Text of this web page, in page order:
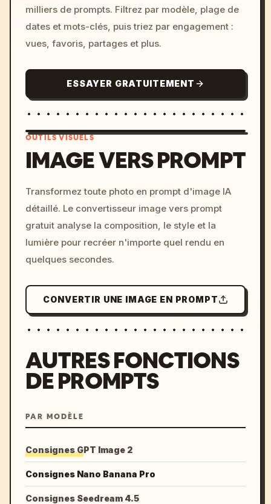
milliers de prompts. Filtrez par modèle, plage de
dates et mots-clés, puis triez par engagement :
vues, favoris, partages et plus.
ESSAYER GRATUITEMENT
c, cyberpunk sunset, neon
colors, 8k --v 6.0
OUTILS VISUELS
IMAGE VERS PROMPT
Transformez toute photo en prompt d'image IA
détaillé. Le convertisseur image vers prompt
gratuit analyse la composition, le style et la
lumière pour recréer n'importe quel rendu en
quelques secondes.
CONVERTIR UNE IMAGE EN PROMPT
AUTRES FONCTIONS
DE PROMPTS
PAR MODÈLE
Consignes GPT Image 2
Consignes Nano Banana Pro
Consignes Seedream 4.5